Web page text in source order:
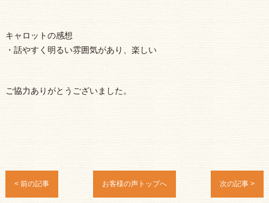
キャロットの感想
・話やすく明るい雰囲気があり、楽しい
ご協力ありがとうございました。
< 前の記事 お客様の声トップへ 次の記事 >